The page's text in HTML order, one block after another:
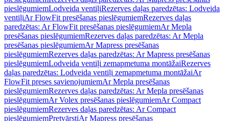
pieslēgumiemLodveida ventiļiRezerves daļas paredzētas: Lodveida
ventiļiAr FlowFit presēšanas pieslēgumiemRezerves daļas
paredzētas: Ar FlowFit presēšanas pieslēgumiemAr Mepla
presēšanas pieslēgumiemRezerves daļas paredzētas: Ar Mepla
presēšanas pieslēgumiemAr Mapress presēšanas
pieslēgumiemRezerves daļas paredzētas: Ar Mapress presēšanas
pieslēgumiemLodveida ventiļi zemapmetuma montāžaiRezerves
daļas paredzētas: Lodveida ventiļi zemapmetuma montāžaiAr
FlowFit preses savienojumiemAr Mepla presēšanas
pieslēgumiemRezerves daļas paredzētas: Ar Mepla presēšanas
pieslēgumiemAr Volex presēšanas pieslēgumiemAr Compact
pieslēgumiemRezerves daļas paredzētas: Ar Compact
pieslēgumiemPretvārstiAr Mapress presēšanas